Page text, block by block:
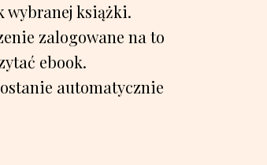
książki.
zalogowane na to
ebook.
automatycznie